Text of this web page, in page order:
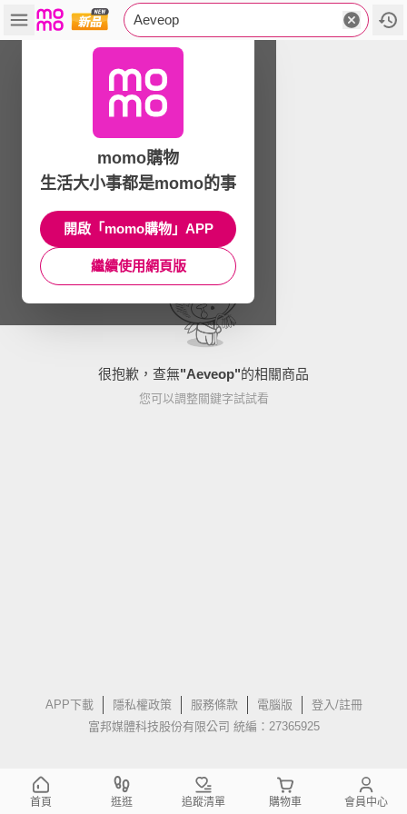
Aeveop
很抱歉，查無"Aeveop"的相關商品
您可以調整關鍵字試試看
APP下載 隱私權政策 服務條款 電腦版
登入/註冊
富邦媒體科技股份有限公司 統編：27365925
momo購物
生活大小事都是momo的事
開啟「momo購物」APP
繼續使用網頁版
首頁 逛逛 追蹤清單 購物車 會員中心